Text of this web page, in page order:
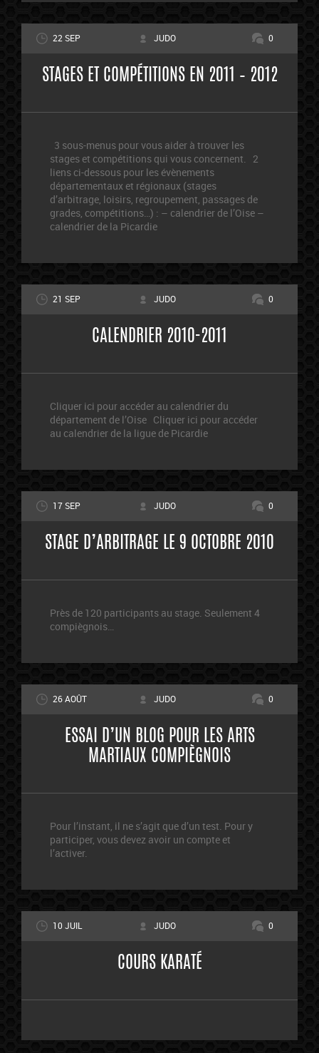
22 SEP JUDO 0
STAGES ET COMPÉTITIONS EN 2011 – 2012
3 sous-menus pour vous aider à trouver les
stages et compétitions qui vous concernent. 2
liens ci-dessous pour les évènements
départementaux et régionaux (stages
d’arbitrage, loisirs, regroupement, passages de
grades, compétitions…) : – calendrier de l’Oise –
calendrier de la Picardie
21 SEP JUDO 0
CALENDRIER 2010-2011
Cliquer ici pour accéder au calendrier du
département de l’Oise Cliquer ici pour accéder
au calendrier de la ligue de Picardie
17 SEP JUDO 0
STAGE D’ARBITRAGE LE 9 OCTOBRE 2010
Près de 120 participants au stage. Seulement 4
compiègnois…
26 AOÛT JUDO 0
ESSAI D’UN BLOG POUR LES ARTS
MARTIAUX COMPIÈGNOIS
Pour l’instant, il ne s’agit que d’un test. Pour y
participer, vous devez avoir un compte et
l’activer.
10 JUIL JUDO 0
COURS KARATÉ